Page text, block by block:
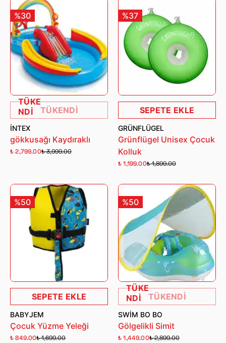
%30
TÜKE
NDİ
TÜKENDİ
İNTEX
gökkusağı Kaydıraklı
₺ 2,799.00₺ 3,999.00
%37
SEPETE EKLE
GRÜNFLÜGEL
Grünflügel Unisex Çocuk
Kolluk
₺ 1,199.00₺ 1,899.00
%50
SEPETE EKLE
BABYJEM
Çocuk Yüzme Yeleği
₺ 849.00₺ 1,699.00
%50
TÜKE
NDİ
TÜKENDİ
SWIM BO BO
Gölgelikli Simit
₺ 1,449.00₺ 2,899.00